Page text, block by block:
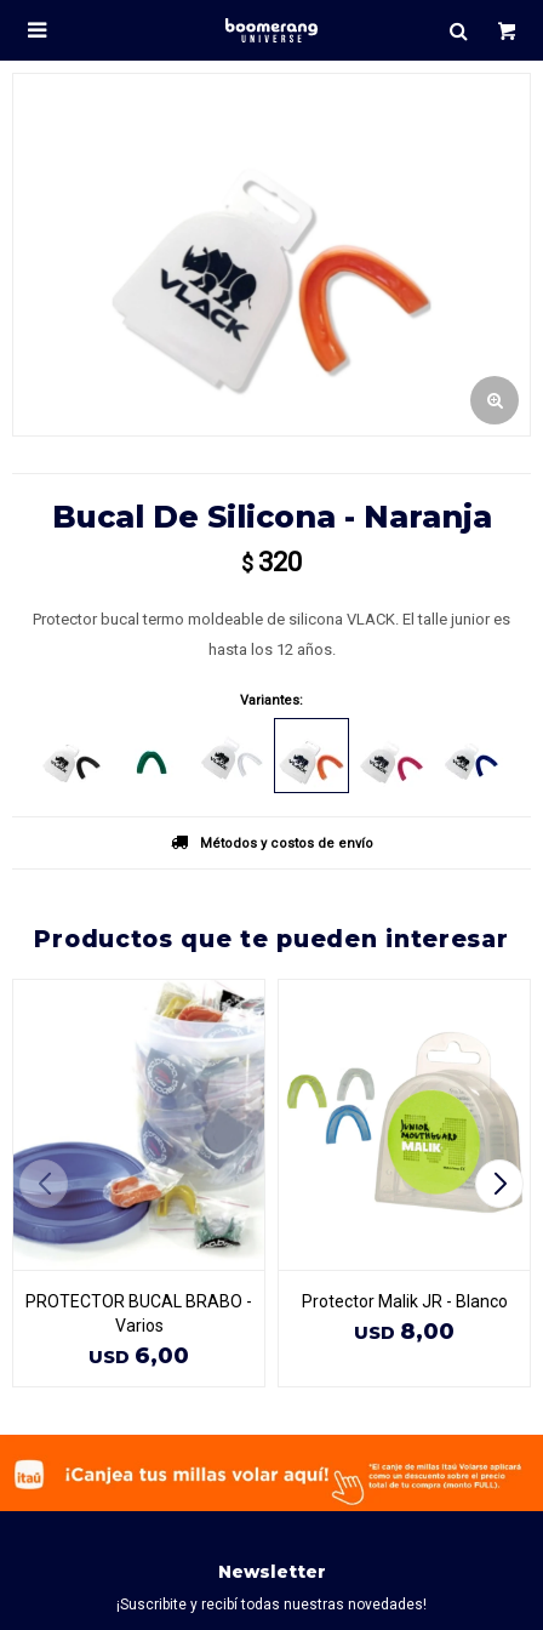

Bucal De Silicona - Naranja
$ 320
Protector bucal termo moldeable de silicona VLACK. El talle junior es
hasta los 12 años.
Variantes:
Métodos y costos de envío
productos que te pueden interesar
PROTECTOR BUCAL BRABO -
Varios
USD 6,00
Protector Malik JR - Blanco
USD 8,00
Newsletter
¡Suscribite y recibí todas nuestras novedades!